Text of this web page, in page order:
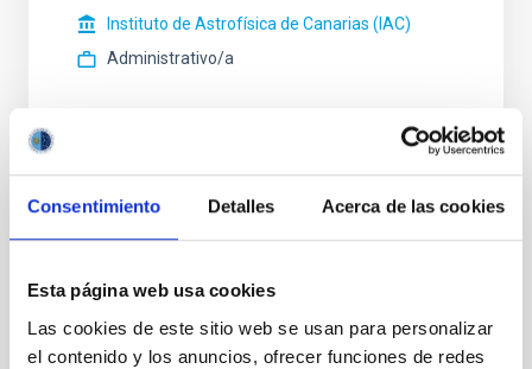
Consentimiento Detalles Acerca de las cookies
Esta página web usa cookies
Las cookies de este sitio web se usan para personalizar
el contenido y los anuncios, ofrecer funciones de redes
Instituto de Astrofísica de Canarias (IAC)
Administrativo/a
ESTADO
EN PROCESO
GESTIÓN ADMINISTRATIVA
TITULACIÓN REQUERIDA
NIVEL ESPAÑOL TÉCNICO SUPERIOR - FP (MECES